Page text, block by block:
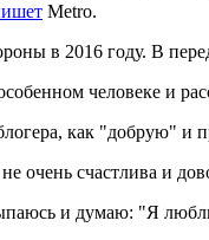
Metro.
в 2016 году. В
человеке и
как "добрую" и
очень счастлива и
и думаю: "Я